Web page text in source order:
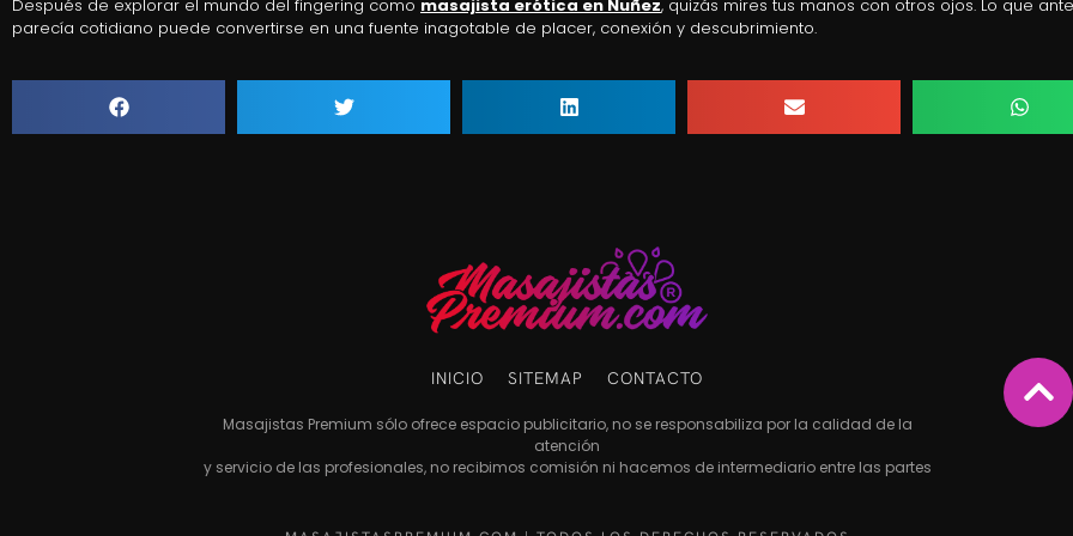
Después de explorar el mundo del fingering como masajista erótica en Nuñez, quizás mires tus manos con otros ojos. Lo que
parecía cotidiano puede convertirse en una fuente inagotable de placer, conexión y descubrimiento.
INICIO SITEMAP CONTACTO
Masajistas Premium sólo ofrece espacio publicitario, no se responsabiliza por la calidad de la
atención
y servicio de las profesionales, no recibimos comisión ni hacemos de intermediario entre las partes